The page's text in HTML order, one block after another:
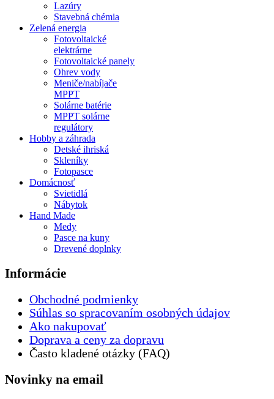
Lazúry
Stavebná chémia
Zelená energia
Fotovoltaické
elektrárne
Fotovoltaické panely
Ohrev vody
Meniče/nabíjače
MPPT
Solárne batérie
MPPT solárne
regulátory
Hobby a záhrada
Detské ihriská
Skleníky
Fotopasce
Domácnosť
Svietidlá
Nábytok
Hand Made
Medy
Pasce na kuny
Drevené doplnky
Informácie
Obchodné podmienky
Súhlas so spracovaním osobných údajov
Ako nakupovať
Doprava a ceny za dopravu
Často kladené otázky (FAQ)
Novinky na email